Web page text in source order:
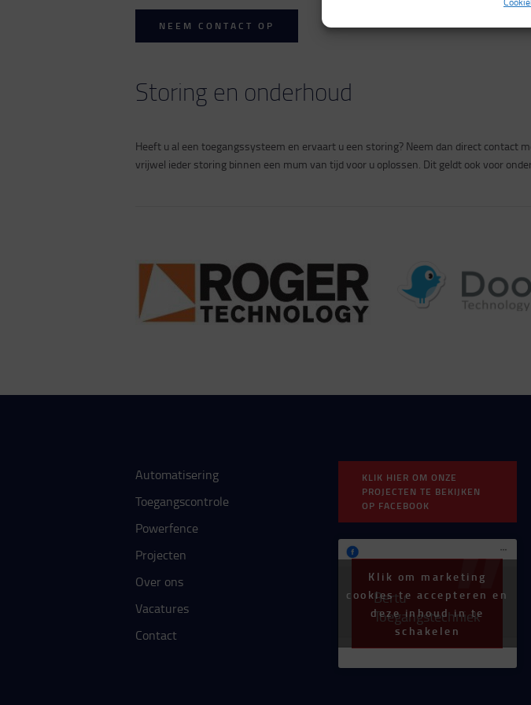
NEEM CONTACT OP
Storing en onderhoud
Heeft u al een toegangssysteem en ervaart u een storing? Neem dan direct
vrijwel ieder storing binnen een mum van tijd voor u oplossen. Dit geldt ook voor
Automatisering
Toegangscontrole
Powerfence
Projecten
Over ons
Vacatures
Contact
KLIK HIER OM ONZE
PROJECTEN TE BEKIJKEN
OP FACEBOOK
Bertu
Toegangstechniek
Klik om marketing
cookies te accepteren en
deze inhoud in te
schakelen